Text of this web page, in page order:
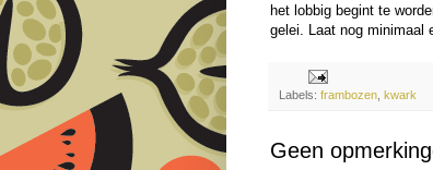
het lobbig begint te
gelei. Laat nog minimaal
Labels: frambozen kwark
Geen